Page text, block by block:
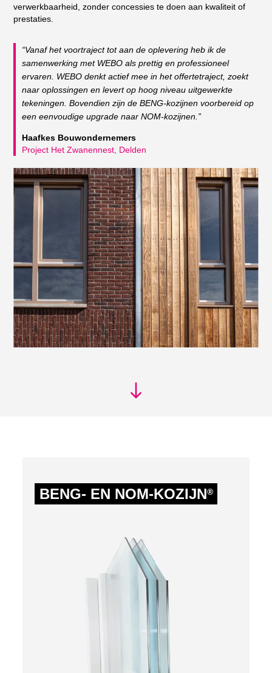
verwerkbaarheid, zonder concessies te doen aan kwaliteit of
prestaties.
“Vanaf het voortraject tot aan de oplevering heb ik de
samenwerking met WEBO als prettig en professioneel
ervaren. WEBO denkt actief mee in het offertetraject, zoekt
naar oplossingen en levert op hoog niveau uitgewerkte
tekeningen. Bovendien zijn de BENG-kozijnen voorbereid op
een eenvoudige upgrade naar NOM-kozijnen.”
Haafkes Bouwondernemers
Project Het Zwanennest, Delden
BENG- EN NOM-KOZIJN®